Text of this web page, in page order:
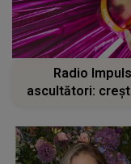
Radio
ascultători: